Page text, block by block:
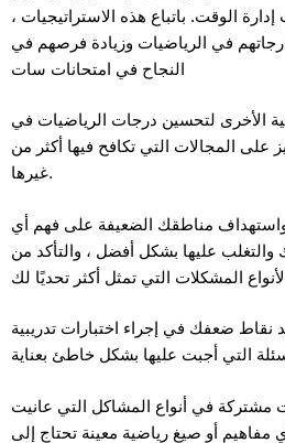
الوقت. باتباع هذه الاستراتيجيات ،
في الرياضيات وزيادة فرصهم في
النجاح في امتحانات سات
الأخرى لتحسين درجات الرياضيات في
على المجالات التي تكافح فيها أكثر من
غيرها.
مناطقك الضعيفة على فهم أي
عليها بشكل أفضل ، والتأكد من
ضعفك في إجراء اختبارات تدريبية
في أنواع المشاكل التي عانيت
مفاهيم أو صيغ رياضية معينة تحتاج إلى